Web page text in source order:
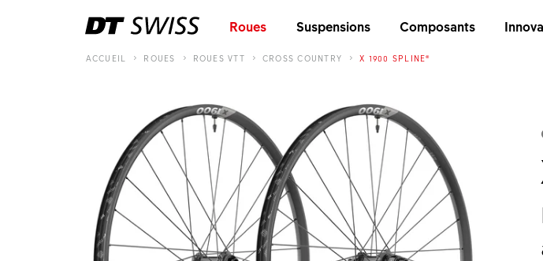
Roues Suspensions Composants
ACCUEIL ROUES ROUES VTT CROSS COUNTRY X 1900 SPLINE®